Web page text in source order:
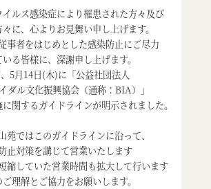
ルス感染症により罹患された方々及び
に、心よりお見舞い申し上げます。
事者をはじめとした感染防止にご尽力
いる皆様に、深謝申し上げます。
5月14日(木)に「公益社団法人
ダル文化振興協会（通称：BIA）」
関するガイドラインが明示されました。
苑ではこのガイドラインに沿って、
止対策を講じて営業いたします
縮していた営業時間も拡大して行います
理解とご協力をお願いします。